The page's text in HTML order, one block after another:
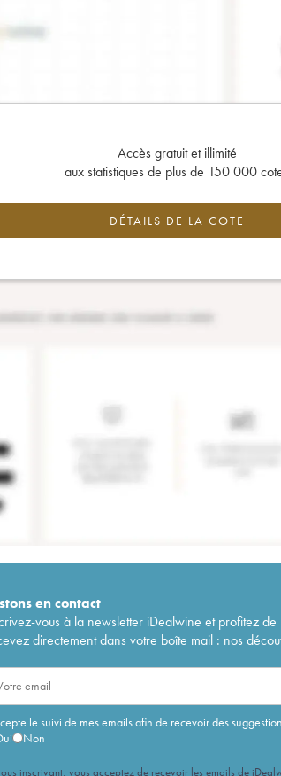
Accès gratuit et illimité
aux statistiques de plus de 150 000
DÉTAILS DE LA COTE
encontact
vous à la newsletter iDealwine et profitez
directement dans votre boîte mail : nos
le suivi de mes emails afin de recevoir des
Non
inscrivant, vous acceptez de recevoir les emails de